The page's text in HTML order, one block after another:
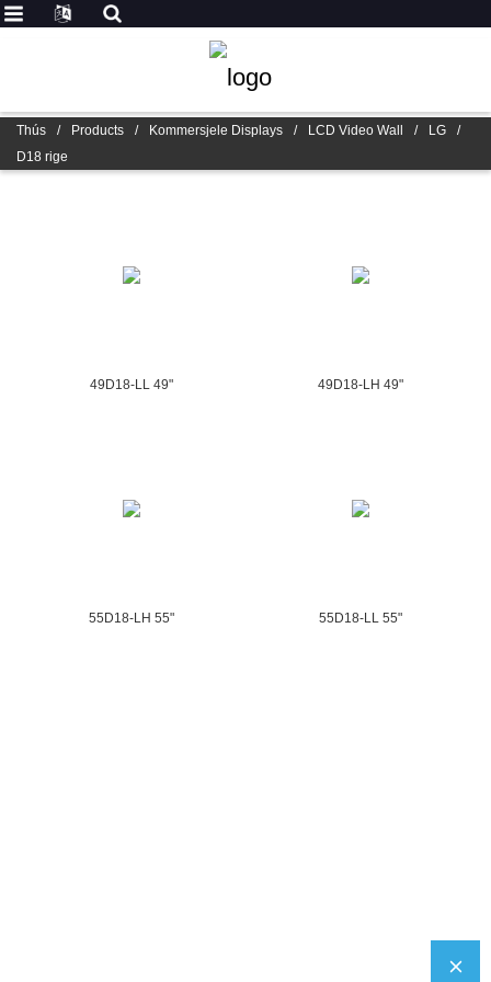
Thús / Products / Kommersjele Displays / LCD Video Wall / LG
/
D18 rige
49D18-LL 49" 49D18-LH 49"
55D18-LH 55" 55D18-LL 55"